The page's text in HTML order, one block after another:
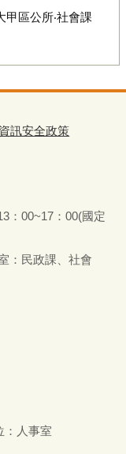
甲區公所‧社會課
資訊安全政策
：00~17：00(國定
：民政課、社會
：人事室